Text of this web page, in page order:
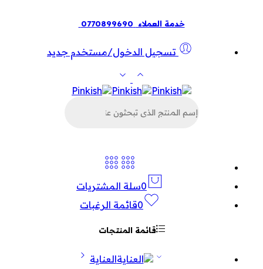
خدمة العملاء 0770899690
تسجيل الدخول/مستخدم جديد
عن
0سلة المشتريات
0قائمة الرغبات
قائمة المنتجات
العناية